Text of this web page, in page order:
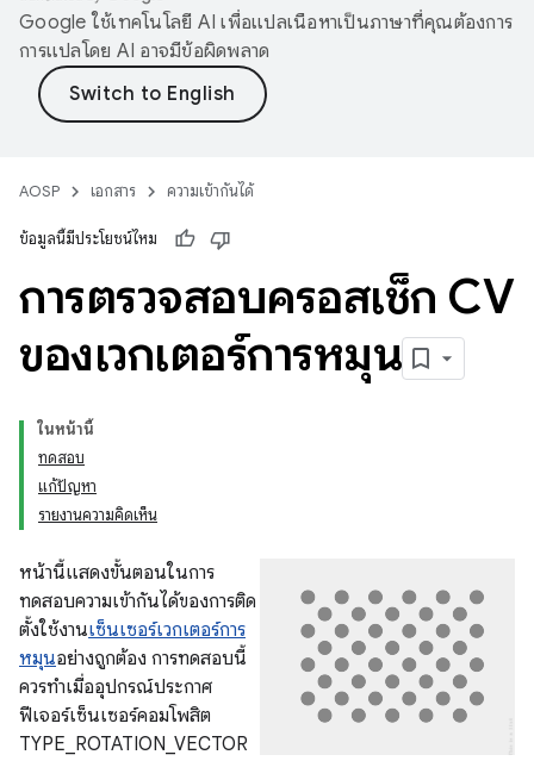
Google ใช้เทคโนโลยี AI เพื่อแปลเนื้อหาเป็นภาษาที่คุณต้องการ
การแปลโดย AI อาจมีข้อผิดพลาด
AOSP เอกสาร ความเข้ากันได้
ข้อมูลนี้มีประโยชน์ไหม
การตรวจสอบครอสเช็ก CV
ของเวกเตอร์การหมุน
ในหน้านี้
ทดสอบ
แก้ปัญหา
รายงานความคิดเห็น
หน้านี้แสดงขั้นตอนในการ
ทดสอบความเข้ากันได้ของการติด
ตั้งใช้งานเซ็นเซอร์เวกเตอร์การ
หมุนอย่างถูกต้อง การทดสอบนี้
ควรทําเมื่ออุปกรณ์ประกาศ
ฟีเจอร์เซ็นเซอร์คอมโพสิต
TYPE_ROTATION_VECTOR